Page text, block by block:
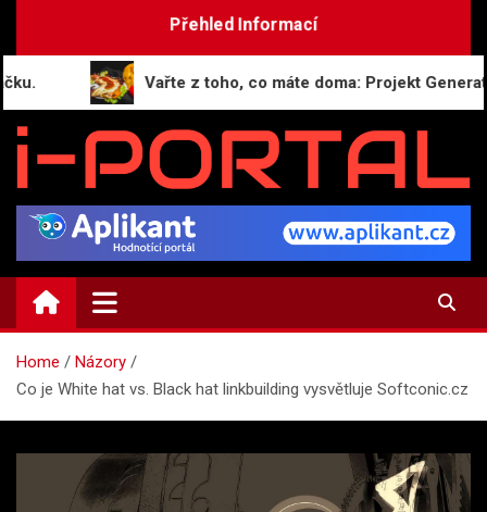
Přehled Informací
Vařte z toho, co máte doma: Projekt
i-PORTAL.CZ
Public relations | Informační portál
Home
Názory
Co je White hat vs. Black hat linkbuilding vysvětluje Softconic.cz